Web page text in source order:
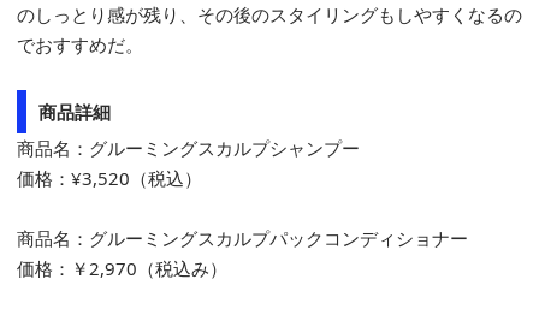
のしっとり感が残り、その後のスタイリングもしやすくなるの
でおすすめだ。
商品詳細
商品名：グルーミングスカルプシャンプー
価格：¥3,520（税込）
商品名：グルーミングスカルプパックコンディショナー
価格：￥2,970（税込み）